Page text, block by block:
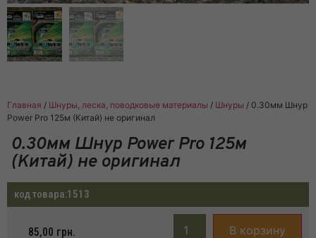
Главная / Шнуры, леска, поводковые материалы / Шнуры / 0.30мм Шнур
Power Pro 125м (Китай) не оригинал
0.30мм Шнур Power Pro 125м
(Китай) не оригинал
код товара:1513
85,00 грн. В корзину